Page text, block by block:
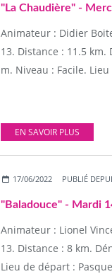
Animateur : Didier
13. Distance : 11.5 km.
m. Niveau : Facile. Lieu
EN SAVOIR PLUS
17/06/2022 PUBLIÉ
"Baladouce" - Mardi
Animateur : Lionel
13. Distance : 8 km.
Lieu de départ :